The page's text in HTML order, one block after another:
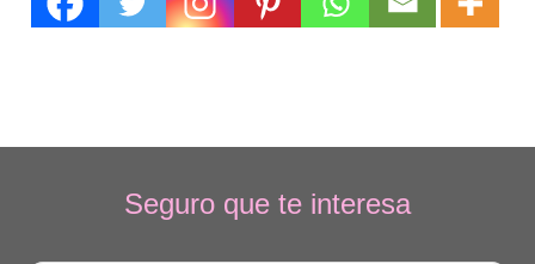
Seguro que te interesa